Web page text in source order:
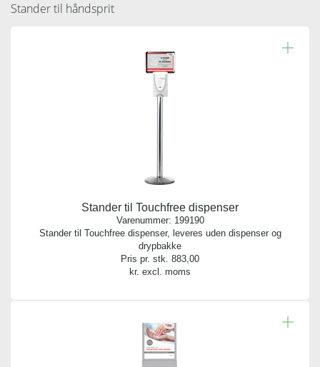
Stander til håndsprit
Stander til Touchfree dispenser
Varenummer: 199190
Stander til Touchfree dispenser, leveres uden dispenser og
drypbakke
Pris pr. stk. 883,00
kr. excl. moms